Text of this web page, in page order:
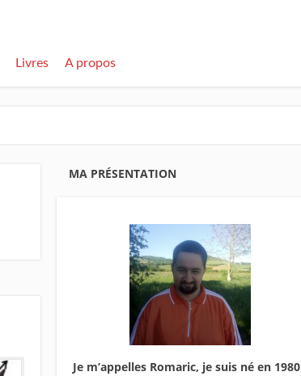
Livres A propos
MA PRÉSENTATION
Je m’appelles Romaric, je suis né en 1980